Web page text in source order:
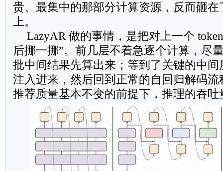
贵、最集中的那部分计算资源，反而砸
上。
LazyAR 做的事情，是把对上一个
后挪一挪”。前几层不着急逐个计算，尽
批中间结果先算出来；等到了关键的中
注入进来，然后回到正常的自回归解码
推荐质量基本不变的前提下，推理的吞